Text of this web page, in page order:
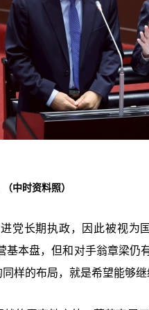
中时资料照）
党长期执政，因此被视为
基本盘，但和对手翁章梁仍
样的布局，就是希望能够继